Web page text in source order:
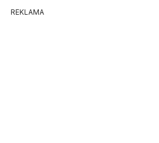
REKLAMA